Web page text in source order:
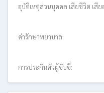
อุบัติเหตุส่วนบุคคล เสียชีวิต เสีย
ค่ารักษาพยาบาล:
การประกันตัวผู้ขับขี่: